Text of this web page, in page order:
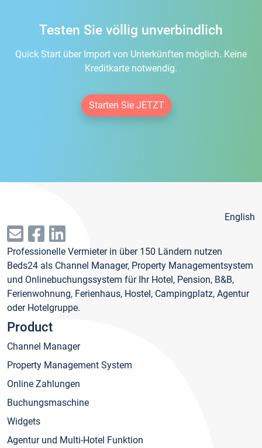
Testen Sie völlig unverbindlich
Quick Start über Import von Unterkünften möglich. Keine
Kreditkarte notwendig.
Starten Sie JETZT
English
Professionelle Vermieter in über 150 Ländern nutzen
Beds24 als Channel Manager, Property Managementsystem
und Onlinebuchungssystem für Ihr Hotel, Pension, B&B,
Ferienwohnung, Ferienhaus, Hostel, Campingplatz, Agentur
oder Hotelgruppe.
Product
Channel Manager
Property Management System
Online Zahlungen
Buchungsmaschine
Widgets
Agentur und Multi-Hotel Funktion